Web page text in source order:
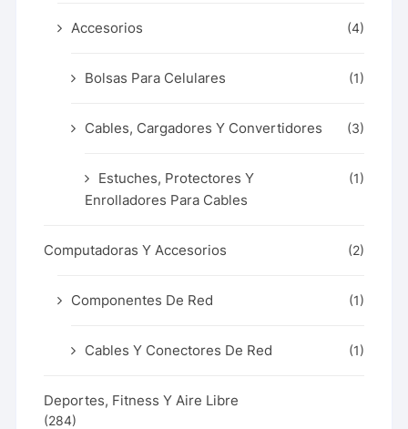
Accesorios (4)
Bolsas Para Celulares (1)
Cables, Cargadores Y Convertidores (3)
Estuches, Protectores Y
Enrolladores Para Cables
(1)
Computadoras Y Accesorios (2)
Componentes De Red (1)
Cables Y Conectores De Red (1)
Deportes, Fitness Y Aire Libre
(284)